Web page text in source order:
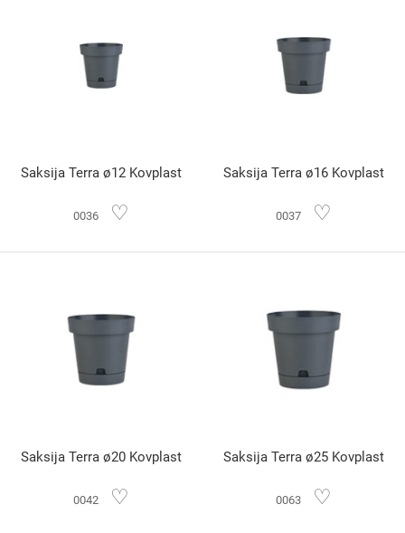
Saksija Terra ø12 Kovplast
0036 ♡
Saksija Terra ø16 Kovplast
0037 ♡
Saksija Terra ø20 Kovplast
0042 ♡
Saksija Terra ø25 Kovplast
0063 ♡